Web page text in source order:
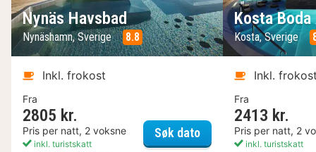
Nynäs Havsbad
Nynäshamn, Sverige 8.8
Inkl. frokost
Fra
2805 kr.
Pris per natt, 2 voksne
inkl. turistskatt
Søk datoNynäs Havsbad
Kosta
Kosta, Sverige
Inkl.
Fra
2413 kr.
Pris per natt, 2
inkl. turistskatt